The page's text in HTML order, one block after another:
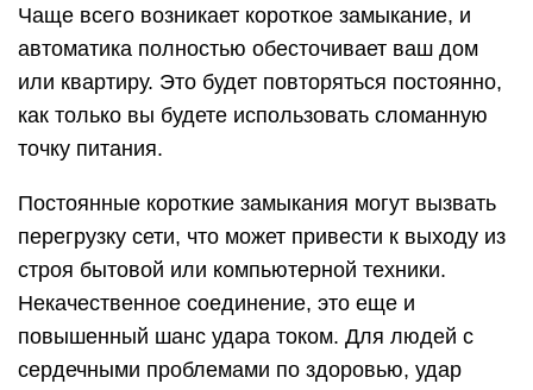
Чаще всего возникает короткое замыкание, и
автоматика полностью обесточивает ваш дом
или квартиру. Это будет повторяться постоянно,
как только вы будете использовать сломанную
точку питания.
Постоянные короткие замыкания могут вызвать
перегрузку сети, что может привести к выходу из
строя бытовой или компьютерной техники.
Некачественное соединение, это еще и
повышенный шанс удара током. Для людей с
сердечными проблемами по здоровью, удар